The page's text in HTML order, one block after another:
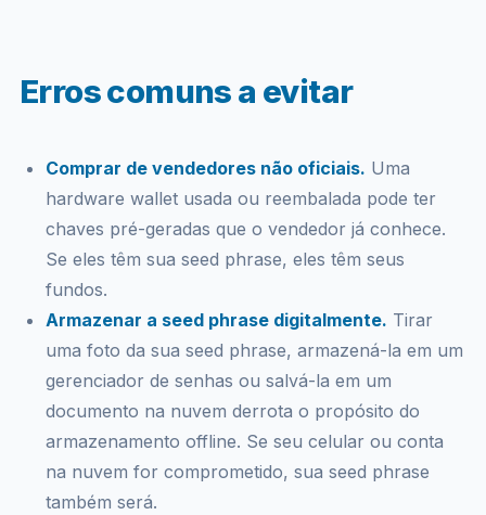
Erros comuns a evitar
Comprar de vendedores não oficiais. Uma
hardware wallet usada ou reembalada pode ter
chaves pré-geradas que o vendedor já conhece.
Se eles têm sua seed phrase, eles têm seus
fundos.
Armazenar a seed phrase digitalmente. Tirar
uma foto da sua seed phrase, armazená-la em um
gerenciador de senhas ou salvá-la em um
documento na nuvem derrota o propósito do
armazenamento offline. Se seu celular ou conta
na nuvem for comprometido, sua seed phrase
também será.